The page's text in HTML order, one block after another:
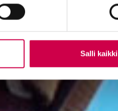
Salli kaikki